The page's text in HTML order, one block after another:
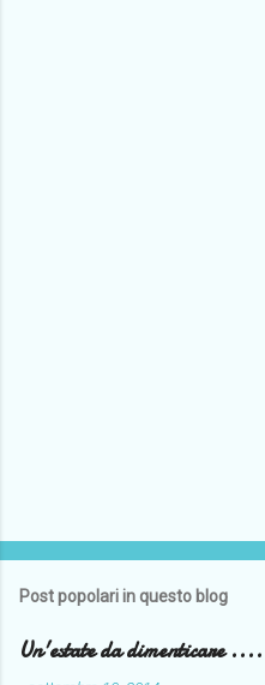
Post popolari in questo blog
Un'estate da dimenticare ....